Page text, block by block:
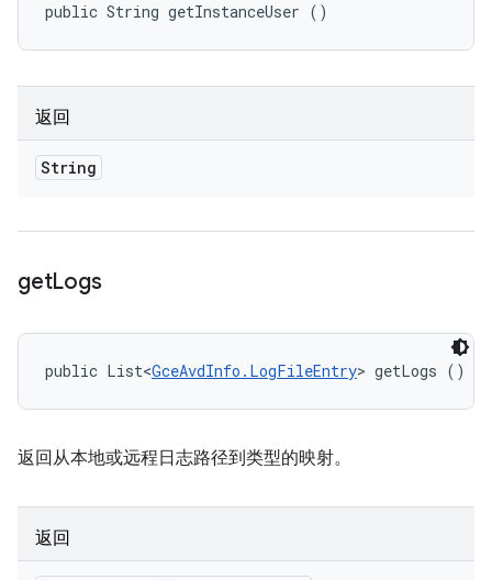
public String getInstanceUser ()
返回
String
getLogs
public List<GceAvdInfo.LogFileEntry> getLogs ()
返回从本地或远程日志路径到类型的映射。
返回